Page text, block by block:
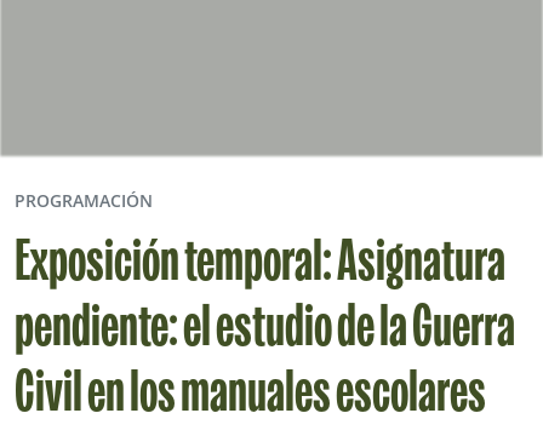
PROGRAMACIÓN
Exposición temporal: Asignatura
pendiente: el estudio de la Guerra
Civil en los manuales escolares